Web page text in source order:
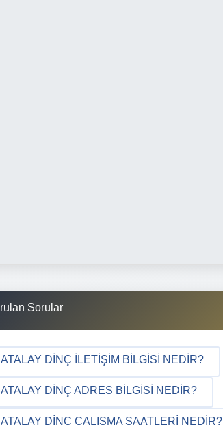
Sorular
DINÇ İLETIŞIM BILGISI NEDIR?
DINÇ ADRES BILGISI NEDIR?
DINÇ ÇALIŞMA SAATLERI NEDIR?